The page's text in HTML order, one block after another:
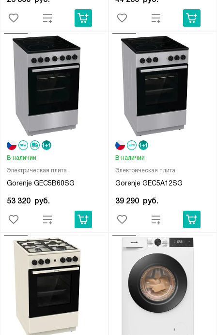
Электрическая плита
Gorenje GEC5B60SG
В наличии
53 320 руб.
Электрическая плита
Gorenje GEC5A12SG
В наличии
39 290 руб.